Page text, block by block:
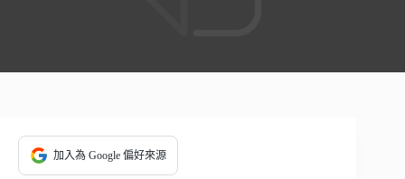
加入為 Google 偏好來源